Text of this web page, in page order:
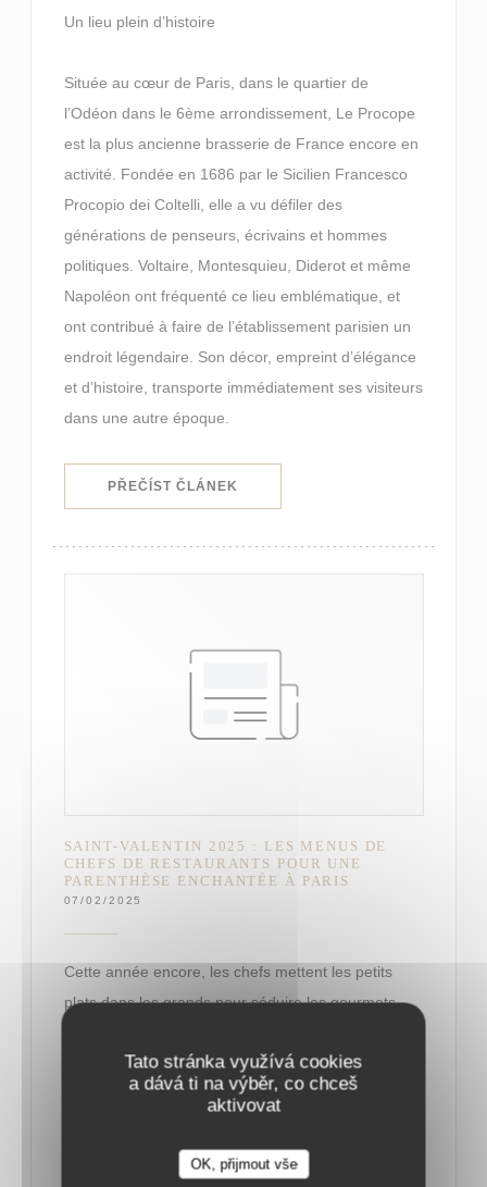
Tato stránka využívá cookies
a dává ti na výběr, co chceš
aktivovat
OK, přijmout vše
Un lieu plein d’histoire
Située au cœur de Paris, dans le quartier de
l’Odéon dans le 6ème arrondissement, Le Procope
est la plus ancienne brasserie de France encore en
activité. Fondée en 1686 par le Sicilien Francesco
Procopio dei Coltelli, elle a vu défiler des
générations de penseurs, écrivains et hommes
politiques. Voltaire, Montesquieu, Diderot et même
Napoléon ont fréquenté ce lieu emblématique, et
ont contribué à faire de l’établissement parisien un
endroit légendaire. Son décor, empreint d’élégance
et d’histoire, transporte immédiatement ses visiteurs
dans une autre époque.
PŘEČÍST ČLÁNEK
SAINT-VALENTIN 2025 : LES MENUS DE
CHEFS DE RESTAURANTS POUR UNE
PARENTHÈSE ENCHANTÉE À PARIS
07/02/2025
Cette année encore, les chefs mettent les petits
plats dans les grands pour séduire les gourmets.
Le 14 février, tout doit être parfait : qu’on soit
adepte d’ambiance romantique et de lumières
de la Saint-Valentin doit faire chavirer les cœurs.